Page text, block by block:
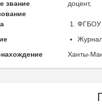
звание
доцент,
ФГБОУ
Ханты-